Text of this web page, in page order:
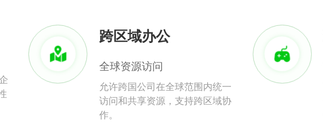
跨区域办公
全球资源访问
允许跨国公司在全球范围内统一
访问和共享资源，支持跨区域协
作。